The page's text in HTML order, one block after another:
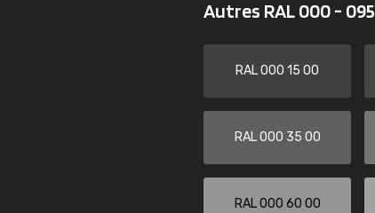
Autres RAL 000 - 095
RAL 000 15 00
RAL 000 35 00
RAL 000 60 00